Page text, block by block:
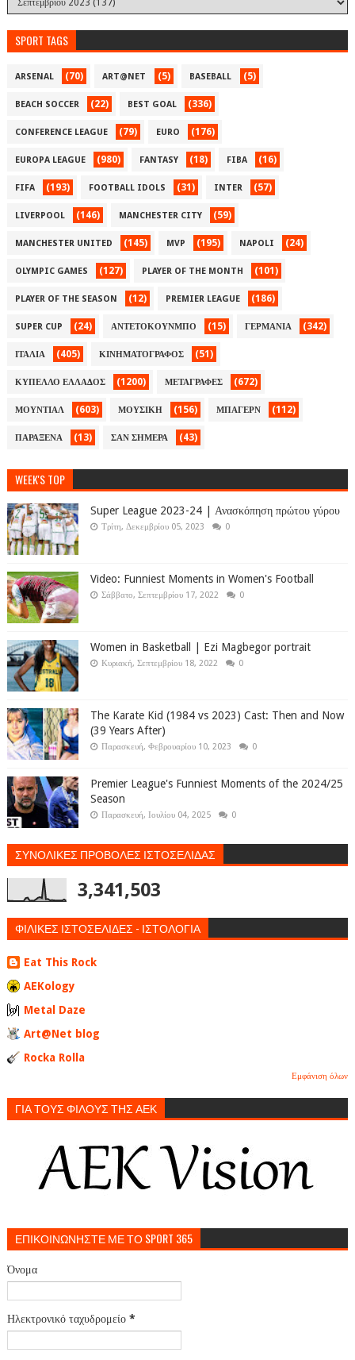
SPORT TAGS
ARSENAL (70) ART@NET (5) BASEBALL (5)
BEACH SOCCER (22) BEST GOAL (336)
CONFERENCE LEAGUE (79) EURO (176)
EUROPA LEAGUE (980) FANTASY (18) FIBA (16)
FIFA (193) FOOTBALL IDOLS (31) INTER (57)
LIVERPOOL (146) MANCHESTER CITY (59)
MANCHESTER UNITED (145) MVP (195) NAPOLI (24)
OLYMPIC GAMES (127) PLAYER OF THE MONTH (101)
PLAYER OF THE SEASON (12) PREMIER LEAGUE (186)
SUPER CUP (24) ΑΝΤΕΤΟΚΟΥΝΜΠΟ (15) ΓΕΡΜΑΝΙΑ (342)
ΙΤΑΛΙΑ (405) ΚΙΝΗΜΑΤΟΓΡΑΦΟΣ (51)
ΚΥΠΕΛΛΟ ΕΛΛΑΔΟΣ (1200) ΜΕΤΑΓΡΑΦΕΣ (672)
ΜΟΥΝΤΙΑΛ (603) ΜΟΥΣΙΚΗ (156) ΜΠΑΓΕΡΝ (112)
ΠΑΡΑΞΕΝΑ (13) ΣΑΝ ΣΗΜΕΡΑ (43)
WEEK'S TOP
Super League 2023-24 | Ανασκόπηση πρώτου γύρου
Τρίτη, Δεκεμβρίου 05, 2023 0
Video: Funniest Moments in Women's Football
Σάββατο, Σεπτεμβρίου 17, 2022 0
Women in Basketball | Ezi Magbegor portrait
Κυριακή, Σεπτεμβρίου 18, 2022 0
The Karate Kid (1984 vs 2023) Cast: Then and Now
(39 Years After)
Παρασκευή, Φεβρουαρίου 10, 2023 0
Premier League's Funniest Moments of the 2024/25
Season
Παρασκευή, Ιουλίου 04, 2025 0
ΣΥΝΟΛΙΚΕΣ ΠΡΟΒΟΛΕΣ ΙΣΤΟΣΕΛΙΔΑΣ
3,341,503
ΦΙΛΙΚΕΣ ΙΣΤΟΣΕΛΙΔΕΣ - ΙΣΤΟΛΟΓΙΑ
Eat This Rock
AEKology
Metal Daze
Art@Net blog
Rocka Rolla
Εμφάνιση όλων
ΓΙΑ ΤΟΥΣ ΦΙΛΟΥΣ ΤΗΣ ΑΕΚ
ΕΠΙΚΟΙΝΩΝΗΣΤΕ ΜΕ ΤΟ SPORT 365
Όνομα
Ηλεκτρονικό ταχυδρομείο *